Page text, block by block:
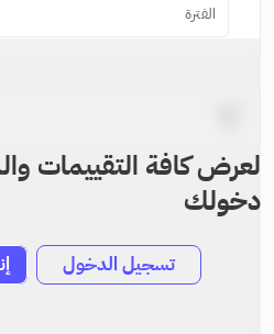
الفترة
لعرض كافة التقييمات
دخولك
تسجيل الدخول